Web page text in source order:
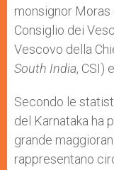
monsignor Moras
Consiglio dei
Vescovo della
South India, CSI)
Secondo le
del Karnataka ha
grande
rappresentano